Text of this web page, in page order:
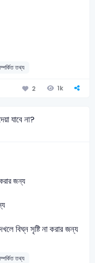
তথ্য
2 1k
যাবে না?
জন্য
বিঘ্ন সৃষ্টি না করার জন্য
তথ্য